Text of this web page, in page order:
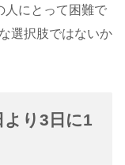
人にとって困難で
選択肢ではないか
り3日に1